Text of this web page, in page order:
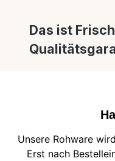
Das ist
Unsere Rohware
Erst nach